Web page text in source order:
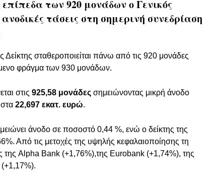
των 920 μονάδων ο Γενικός
τάσεις στη σημερινή συνεδρίαση
Δείκτης σταθεροποιείται πάνω από τις 920 μονάδες
φράγμα των 930 μονάδων.
στις 925,58 μονάδες σημειώνοντας μικρή άνοδο
22,697 εκατ. ευρώ.
άνοδο σε ποσοστό 0,44 %, ενώ ο δείκτης της
Από τις μετοχές της υψηλής κεφαλαιοποίησης τη
της Alpha Bank (+1,76%),της Eurobank (+1,74%), της